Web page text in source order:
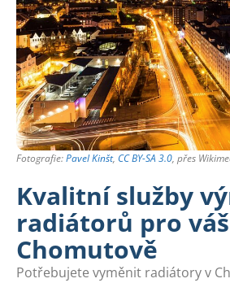
Fotografie:Pavel Kinšt, CC BY-SA 3.0, přes
Kvalitní služby
radiátorů pro
Chomutově
Potřebujete vyměnit radiátory v